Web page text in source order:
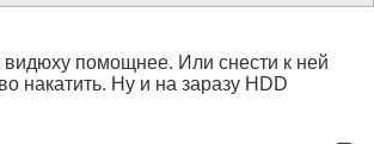
видюху помощнее. Или снести к ней
накатить. Ну и на заразу НDD